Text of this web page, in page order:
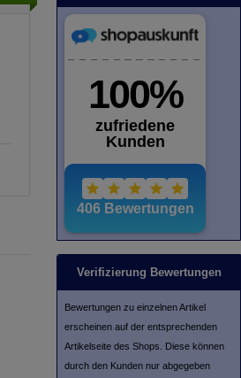
Verifizierung Bewertungen
Bewertungen zu einzelnen Artikel
erscheinen auf der entsprechenden
Artikelseite des Shops. Diese können
durch den Kunden nur abgegeben